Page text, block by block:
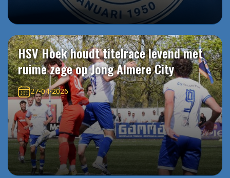
HSV Hoek houdt titelrace levend met
ruime zege op Jong Almere City
27-04-2026